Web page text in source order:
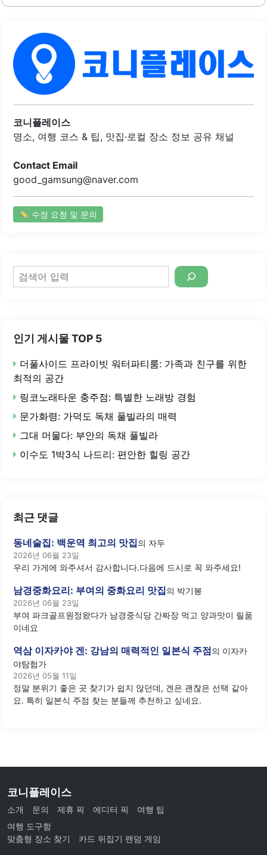
히, 오리고기는 잡내가 없고 담백하여 많은 손님들에게 사랑
받고 있습니다. 또한, 삼겹살은 육즙이 풍부하여 고기의 풍미
를 더욱 살려줍니다. 기본 반찬으로 제공되는 김치와 콩나물
무침은 고기와 잘 어우러져 식사의 만족도를 높입니다.직원
들은 친절하게 응대하여 편안한 식사 시간을 제공합니다. 돌
판에서 구워지는 고기는 열이 오래 유지되어 더욱 맛있게 즐
길 수 있습니다. 볶음밥이나 된장찌개와 같은 사이드 메뉴도
훌륭하여, 메인 요리와 함께 즐기기에 좋습니다.이곳은 신선
코니플레이스
명소, 여행 코스 & 팁, 맛집·로컬 장소 정보 공유 채널
Contact Email
good_gamsung@naver.com
수정 요청 및 문의
검
색
인기 게시물 TOP 5
더풀사이드 프라이빗 워터파티룸: 가족과 친구를 위한
최적의 공간
링코노래타운 충주점: 특별한 노래방 경험
문가화령: 가덕도 독채 풀빌라의 매력
그대 머물다: 부안의 독채 풀빌라
이수도 1박3식 나드리: 편안한 힐링 공간
최근 댓글
동네술집: 백운역 최고의 맛집의 자두
2026년 06월 23일
우리 가게에 와주셔서 감사합니다.다음에 드시로 꼭 와주세요!
남경중화요리: 부여의 중화요리 맛집의 박기봉
2026년 06월 23일
부여 파크골프원정왔다가 남경중식당 간짜장 먹고 양과맛이 릴품
이네요
역삼 이자카야 겐: 강남의 매력적인 일본식 주점의 이자카
야탐험가
2026년 05월 11일
정말 분위기 좋은 곳 찾기가 쉽지 않던데, 겐은 괜찮은 선택 같아
요. 특히 일본식 주점 찾는 분들께 추천하고 싶네요.
코니플레이스
소개 문의 제휴 픽 에디터 픽
여행 팁
여행 도구함
맞춤형 장소 찾기
카드 뒤집기 랜덤 게임